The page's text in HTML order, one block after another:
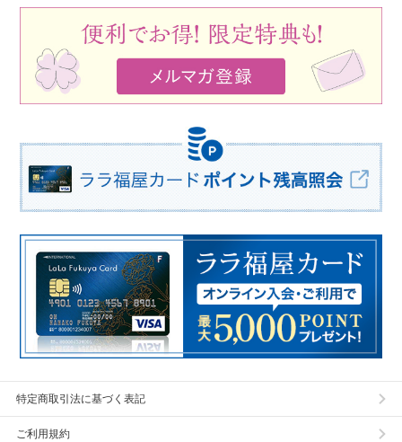
特定商取引法に基づく表記
ご利用規約